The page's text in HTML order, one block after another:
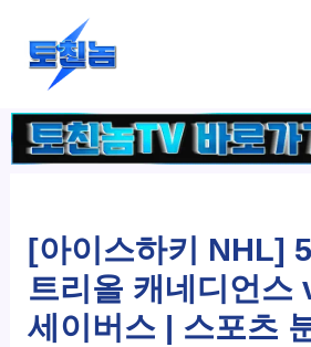
건
너
[아이스하키 NHL]
트리올 캐네디언스
세이버스 | 스포츠